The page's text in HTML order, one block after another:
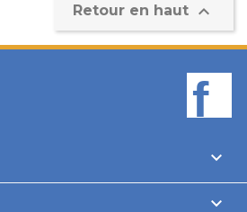
Retour en haut 

